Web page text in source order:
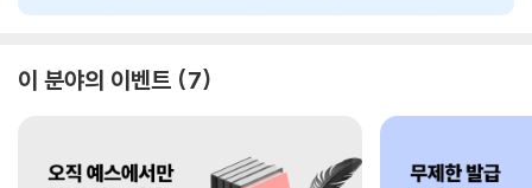
이 분야의 이벤트 7